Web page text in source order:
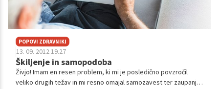
POPOVI ZDRAVNIKI
13. 09. 2012 19.27
Škiljenje in samopodoba
Živjo! Imam en resen problem, ki mi je posledično povzročil
veliko drugih težav in mi resno omajal samozavest ter zaupanje